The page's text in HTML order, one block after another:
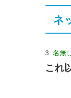
ネ
3: 名無
これ